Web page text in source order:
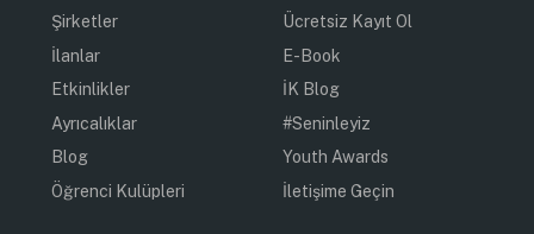
Şirketler
İlanlar
Etkinlikler
Ayrıcalıklar
Blog
Öğrenci Kulüpleri
Ücretsiz Kayıt Ol
E-Book
İK Blog
#Seninleyiz
Youth Awards
İletişime Geçin